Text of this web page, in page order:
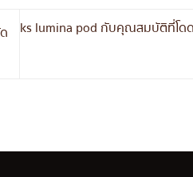
ks lumina pod กับคุณสมบัติที่โดด